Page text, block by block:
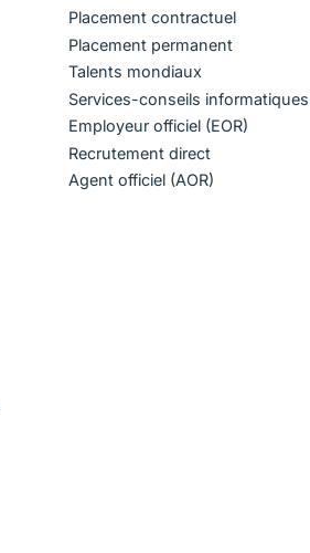
Placement contractuel
Placement permanent
Talents mondiaux
Services-conseils informatiques
Employeur officiel (EOR)
Recrutement direct
Agent officiel (AOR)